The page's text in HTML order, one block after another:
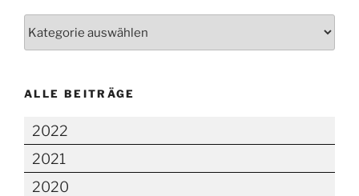
ALLE BEITRÄGE
2022
2021
2020